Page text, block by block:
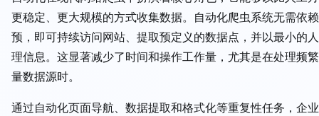
更稳定、更大规模的方式收集数据。自动化爬虫系统无需依
预，即可持续访问网站、提取预定义的数据点，并以最小的
理信息。这显著减少了时间和操作工作量，尤其是在处理频
量数据源时。
通过自动化页面导航、数据提取和格式化等重复性任务，企